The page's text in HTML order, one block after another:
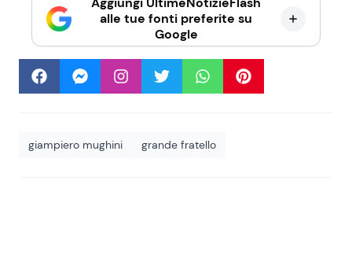
alle tue fonti preferite su
Google
giampiero mughini grande fratello